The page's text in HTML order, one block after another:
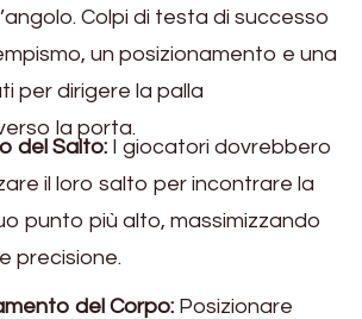
Colpi di testa di successo
un posizionamento e una
per dirigere la palla
la porta.
del Salto: I giocatori dovrebbero
il loro salto per incontrare la
punto più alto, massimizzando
precisione.
del Corpo: Posizionare